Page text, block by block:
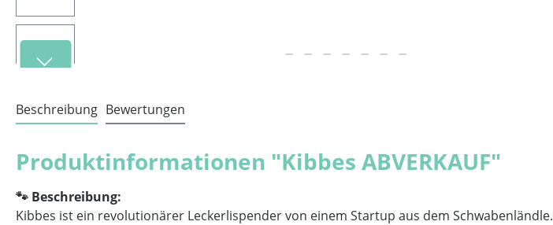
Beschreibung Bewertungen
Produktinformationen "Kibbes ABVERKAUF"
🐾 Beschreibung:
Kibbes ist ein revolutionärer Leckerlispender von einem Startup aus dem Schwabenländle.